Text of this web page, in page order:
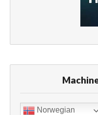
Norwegian